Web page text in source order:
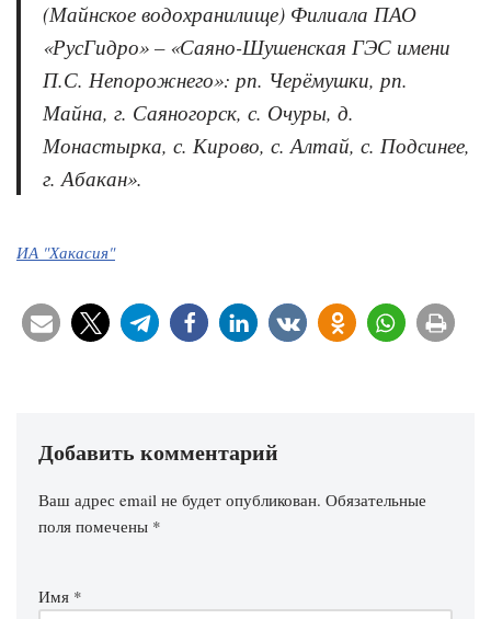
(Майнское водохранилище) Филиала ПАО
«РусГидро» – «Саяно-Шушенская ГЭС имени
П.С. Непорожнего»: рп. Черёмушки, рп.
Майна, г. Саяногорск, с. Очуры, д.
Монастырка, с. Кирово, с. Алтай, с. Подсинее,
г. Абакан».
ИА "Хакасия"
Добавить комментарий
Ваш адрес email не будет опубликован. Обязательные
поля помечены *
Имя *